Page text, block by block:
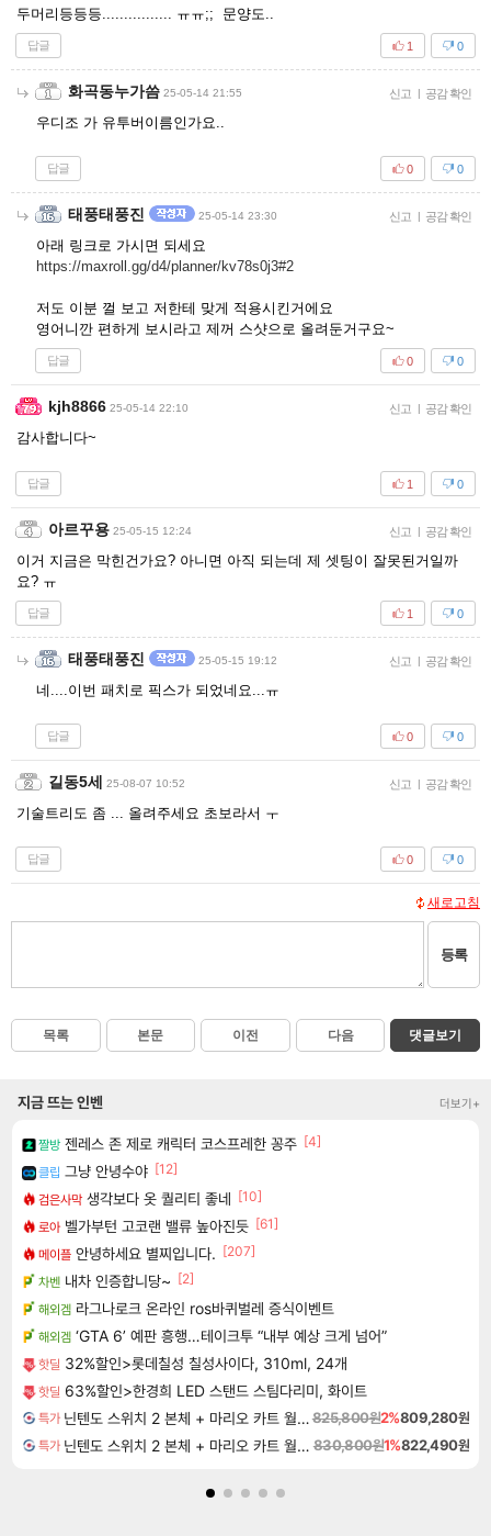
두머리등등등................ ㅠㅠ;; 문양도..
답글 0
1
화곡동누가씀 25-05-14 21:55 신고 | 공감 확인
우디조 가 유투버이름인가요..
답글 0
0
태풍태풍진 25-05-14 23:30 신고 | 공감 확인
아래 링크로 가시면 되세요
https://maxroll.gg/d4/planner/kv78s0j3#2
저도 이분 껄 보고 저한테 맞게 적용시킨거에요
영어니깐 편하게 보시라고 제꺼 스샷으로 올려둔거구요~
답글 0
0
kjh8866 25-05-14 22:10 신고 | 공감 확인
감사합니다~
답글 0
1
아르꾸용 25-05-15 12:24 신고 | 공감 확인
이거 지금은 막힌건가요? 아니면 아직 되는데 제 셋팅이 잘못된거일까
요? ㅠ
답글 0
1
태풍태풍진 25-05-15 19:12 신고 | 공감 확인
네....이번 패치로 픽스가 되었네요...ㅠ
답글 0
0
길동5세 25-08-07 10:52 신고 | 공감 확인
기술트리도 좀 ... 올려주세요 초보라서 ㅜ
답글 0
0
새로고침
등록
목록 본문 이전 다음 댓글보기
지금 뜨는 인벤 더보기+
짤방 젠레스 존 제로 캐릭터 코스프레한 꽁주 [4]
클립 그냥 안녕수야 [12]
검은사막 생각보다 옷 퀄리티 좋네 [10]
로아 벨가부턴 고코랜 밸류 높아진듯 [61]
메이플 안녕하세요 별찌입니다. [207]
차벤 내차 인증합니당~ [2]
해외겜 라그나로크 온라인 ros바퀴벌레 증식이벤트
해외겜 ‘GTA 6’ 예판 흥행…테이크투 “내부 예상 크게 넘어”
핫딜 32%할인>롯데칠성 칠성사이다, 310ml, 24개
핫딜 63%할인>한경희 LED 스탠드 스팀다리미, 화이트
특가 닌텐도 스위치 2 본체 + 마리오 카트 월드 + 포켓몬스터 레전드 ZA 닌텐도 스위치 2 에디션 번들825,800원2%809,280원
특가 닌텐도 스위치 2 본체 + 마리오 카트 월드 + 슈퍼 마리오 파티 잼버리 닌텐도 스위치 2 에디션 + 잼버리 TV 번들 830,800원1%822,490원